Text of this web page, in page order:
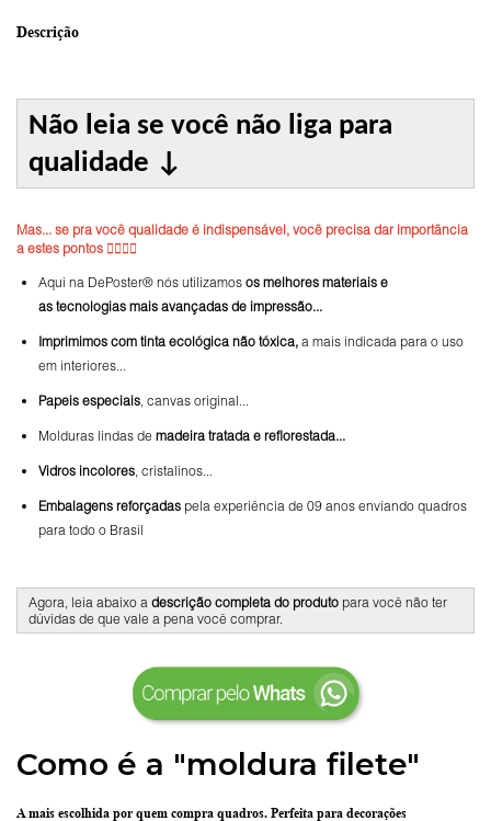
Descrição
Não leia se você não liga para
qualidade ↓
Mas... se pra você qualidade é indispensável, você precisa dar importância
a estes pontos 👇🏼👇🏼
Aqui na DePoster® nós utilizamos os melhores materiais e
as tecnologias mais avançadas de impressão...
Imprimimos com tinta ecológica não tóxica, a mais indicada para o uso
em interiores...
Papeis especiais, canvas original...
Molduras lindas de madeira tratada e reflorestada...
Vidros incolores, cristalinos...
Embalagens reforçadas pela experiência de 09 anos enviando quadros
para todo o Brasil
Agora, leia abaixo a descrição completa do produto para você não ter
dúvidas de que vale a pena você comprar.
Como é a "moldura filete"
A mais escolhida por quem compra quadros. Perfeita para decorações